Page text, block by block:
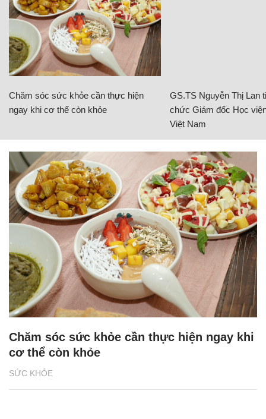
Chăm sóc sức khỏe cần thực hiện
ngay khi cơ thể còn khỏe
GS.TS Nguyễn Thị Lan
chức Giám đốc Học
Việt Nam
SỨC KHỎE
Chăm sóc sức khỏe cần thực hiện ngay khi
cơ thể còn khỏe